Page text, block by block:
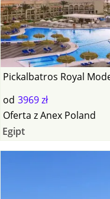
Pickalbatros Royal
od 3969 zł
Oferta zAnex Poland
Egipt